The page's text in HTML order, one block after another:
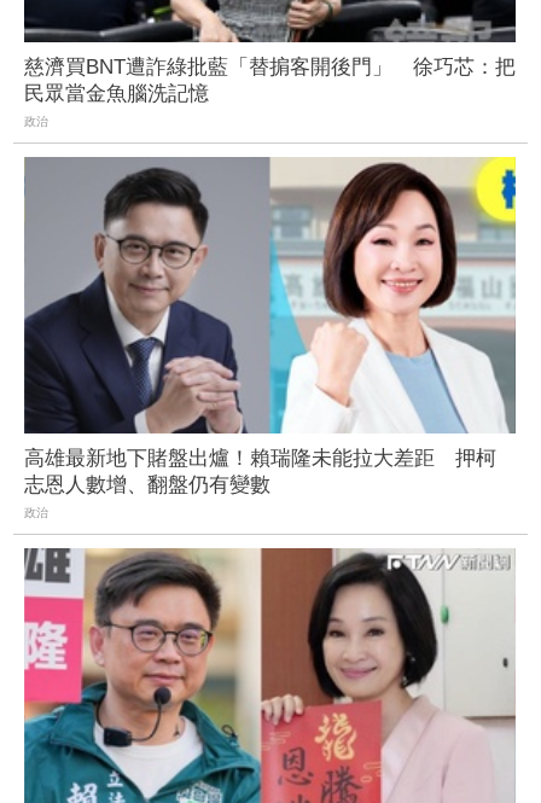
慈濟買BNT遭詐綠批藍「替掮客開後門」 徐巧芯：把
民眾當金魚腦洗記憶
政治
高雄最新地下賭盤出爐！賴瑞隆未能拉大差距 押柯
志恩人數增、翻盤仍有變數
政治